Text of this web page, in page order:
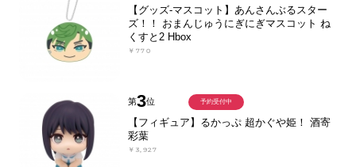
【グッズ-マスコット】あんさんぶるスター
ズ！！ おまんじゅうにぎにぎマスコット ね
くすと2 Hbox
￥770
第3位
【フィギュア】るかっぷ 超かぐや姫！ 酒寄
彩葉
￥3,927
予約受付中